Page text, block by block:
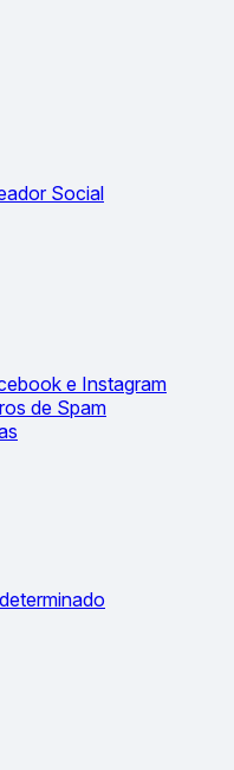
Social
e Instagram
de Spam